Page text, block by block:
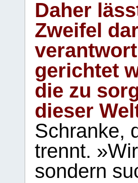
Daher
Zweifel
gerichtet
die zu
dieser
Schranke,
trennt.
sondern